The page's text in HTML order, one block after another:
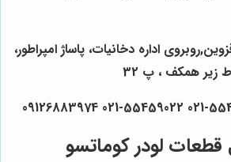
اداره دخانیات، پاساژ امپراطور،
ط زیر همکف ، پ 32
قطعات لودر کوماتسو